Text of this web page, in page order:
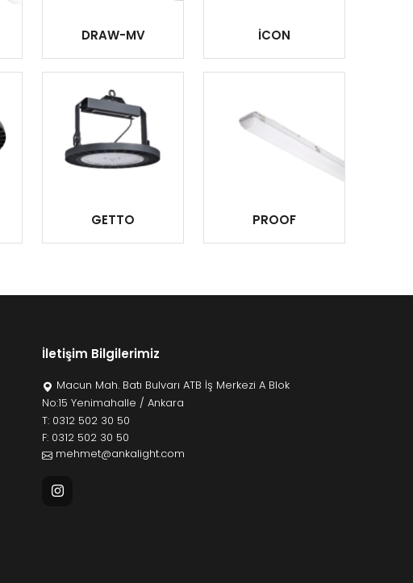
DRAW-MV İCON
GETTO PROOF
İletişim Bilgilerimiz
Macun Mah. Batı Bulvarı ATB İş Merkezi A Blok
No:15 Yenimahalle / Ankara
T: 0312 502 30 50
F: 0312 502 30 50
mehmet@ankalight.com